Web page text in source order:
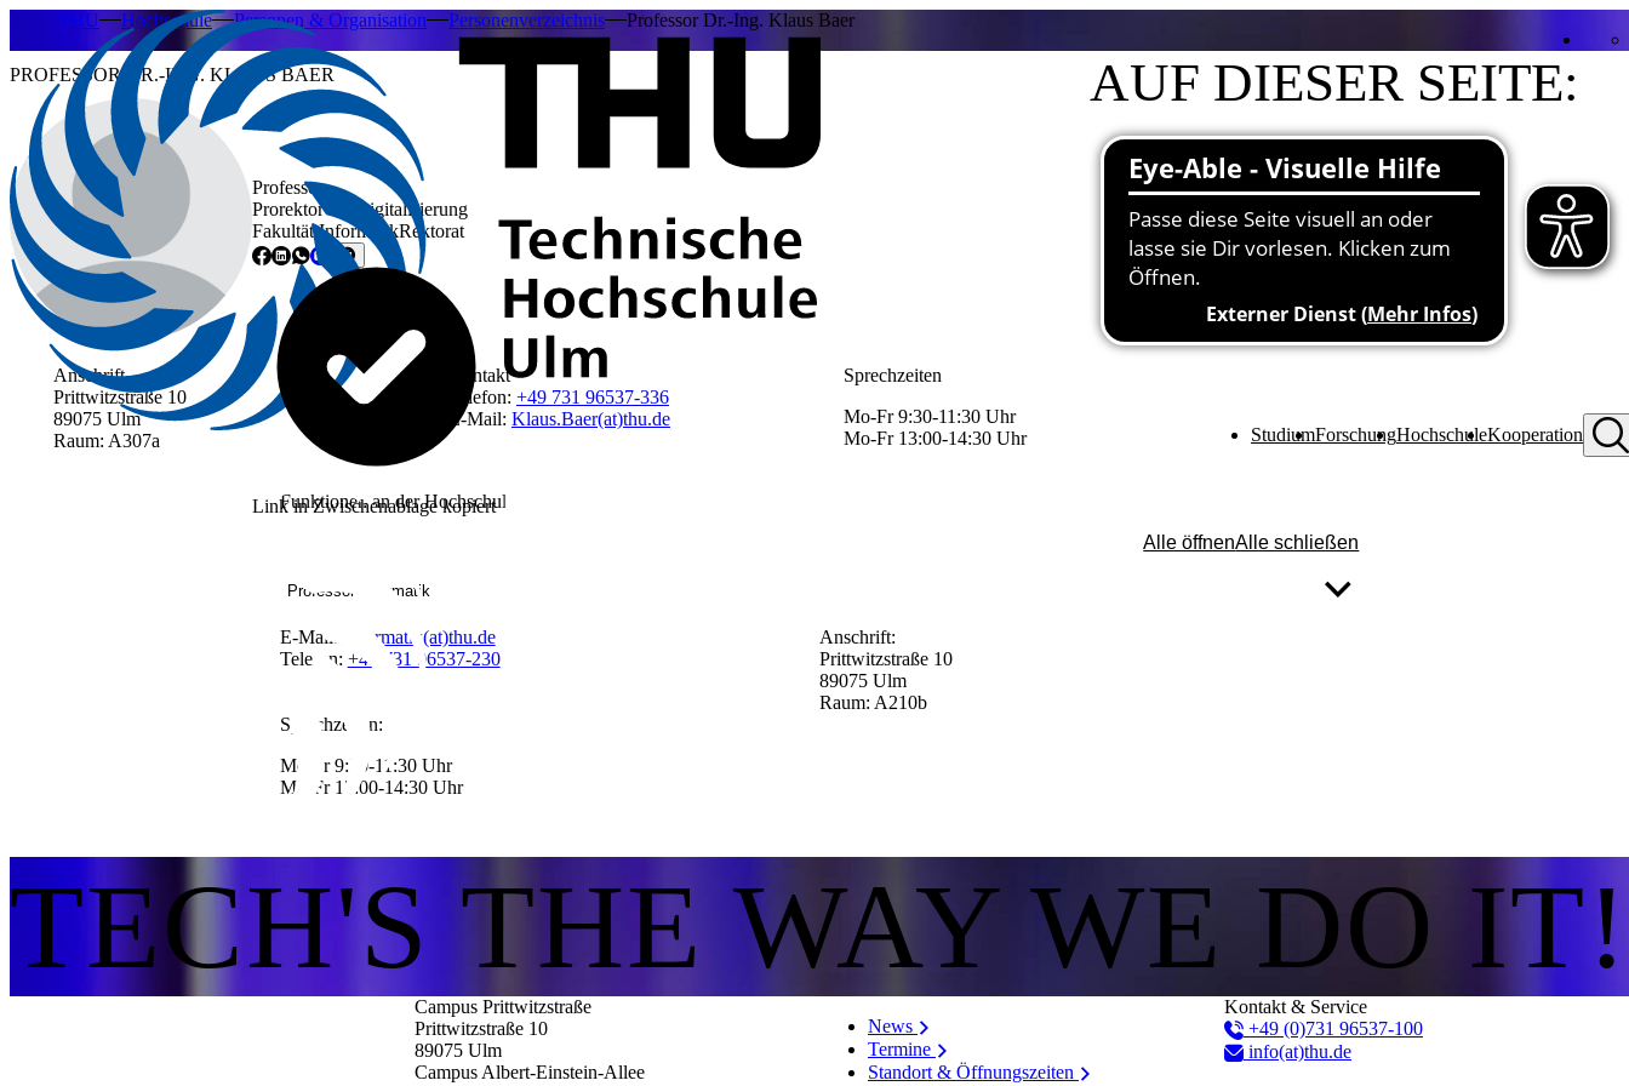
StudiumForschungHochschuleKooperation
THU Hochschule Personen & Organisation Personenverzeichnis Professor Dr.-Ing. Klaus Baer
PROFESSOR DR.-ING. KLAUS BAER
Professor
Prorektor für Digitalisierung
Fakultät InformatikRektorat
Link in Zwischenablage kopiert
AUF DIESER SEITE:
Kontakt
Funktionen an der Hochschule
Anschrift
Prittwitzstraße 10
89075 Ulm
Raum: A307a
Kontakt
Telefon: +49 731 96537-336
E-Mail: Klaus.Baer(at)thu.de
Sprechzeiten
Mo-Fr 9:30-11:30 Uhr
Mo-Fr 13:00-14:30 Uhr
Funktionen an der Hochschule
Alle öffnenAlle schließen
Professor Informatik
E-Mail:
Informatik(at)thu.de
Telefon: +49 731 96537-230
Anschrift:
Prittwitzstraße 10
89075 Ulm
Raum: A210b
Sprechzeiten:
Mo-Fr 9:30-11:30 Uhr
Mo-Fr 13:00-14:30 Uhr
TECH'S THE WAY WE DO IT!
Campus Prittwitzstraße
Prittwitzstraße 10
89075 Ulm
Campus Albert-Einstein-Allee
News
Termine
Standort & Öffnungszeiten
Kontakt & Service
+49 (0)731 96537-100
info(at)thu.de